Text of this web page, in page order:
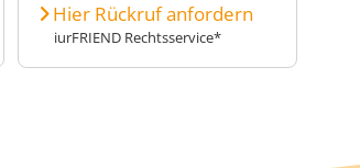
Hier Rückruf anfordern
iurFRIEND Rechtsservice*